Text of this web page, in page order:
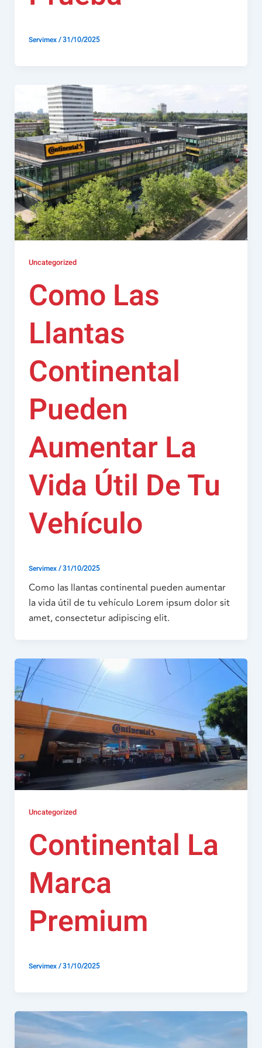
Servimex/31/10/2025
Uncategorized
Como Las
Llantas
Continental
Pueden
Aumentar La
Vida Útil De Tu
Vehículo
Servimex/31/10/2025
Como las llantas continental pueden aumentar
la vida útil de tu vehículo Lorem ipsum dolor sit
amet, consectetur adipiscing elit.
Uncategorized
Continental La
Marca
Premium
Servimex/31/10/2025